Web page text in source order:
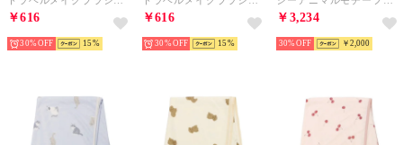
￥616
30% 15
￥616
30% 15
￥3,234
30% ￥2,000